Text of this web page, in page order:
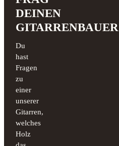
DEINEN
GITARRENBAUER
Du
hast
Fragen
zu
einer
unserer
Gitarren,
welches
Holz